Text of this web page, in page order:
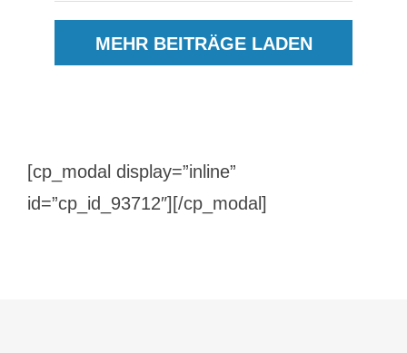
MEHR BEITRÄGE LADEN
[cp_modal display=”inline”
id=”cp_id_93712″][/cp_modal]